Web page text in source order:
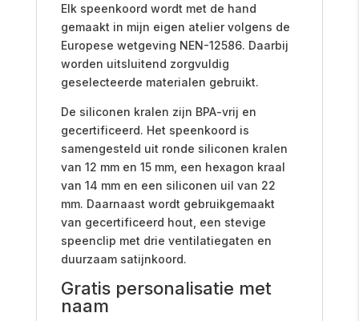
Elk speenkoord wordt met de hand
gemaakt in mijn eigen atelier volgens de
Europese wetgeving NEN-12586. Daarbij
worden uitsluitend zorgvuldig
geselecteerde materialen gebruikt.
De siliconen kralen zijn BPA-vrij en
gecertificeerd. Het speenkoord is
samengesteld uit ronde siliconen kralen
van 12 mm en 15 mm, een hexagon kraal
van 14 mm en een siliconen uil van 22
mm. Daarnaast wordt gebruikgemaakt
van gecertificeerd hout, een stevige
speenclip met drie ventilatiegaten en
duurzaam satijnkoord.
Gratis personalisatie met
naam